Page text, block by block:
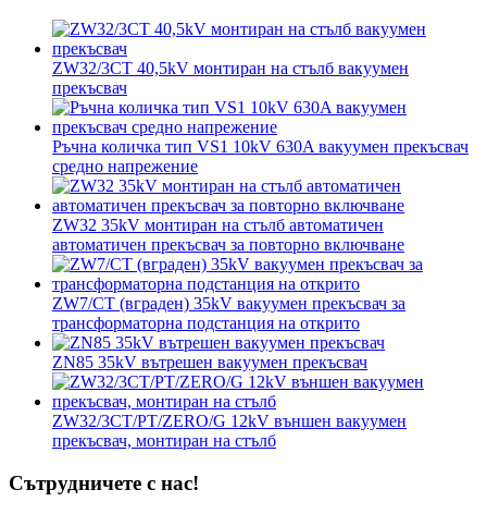
ZW32/3CT 40,5kV монтиран на стълб вакуумен
прекъсвач
Ръчна количка тип VS1 10kV 630A вакуумен прекъсвач
средно напрежение
ZW32 35kV монтиран на стълб автоматичен
автоматичен прекъсвач за повторно включване
ZW7/CT (вграден) 35kV вакуумен прекъсвач за
трансформаторна подстанция на открито
ZN85 35kV вътрешен вакуумен прекъсвач
ZW32/3CT/PT/ZERO/G 12kV външен вакуумен
прекъсвач, монтиран на стълб
Сътрудничете с нас!